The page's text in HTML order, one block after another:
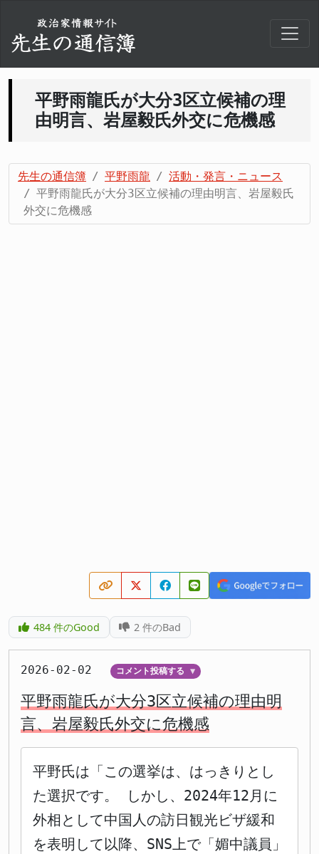
平野雨龍氏が大分3区立候補の理
由明言、岩屋毅氏外交に危機感
先生の通信簿 平野雨龍
活動・発言・ニュース
平野雨龍氏が大分3区立候補の理由明言、岩屋毅氏
外交に危機感
484件のGood 2 件のBad
2026-02-02 コメント投稿する ▼
平野雨龍氏が大分3区立候補の理由明
言、岩屋毅氏外交に危機感
平野氏は「この選挙は、はっきりとし
た選択です。 しかし、2024年12月に
外相として中国人の訪日観光ビザ緩和
を表明して以降、SNS上で「媚中議員」